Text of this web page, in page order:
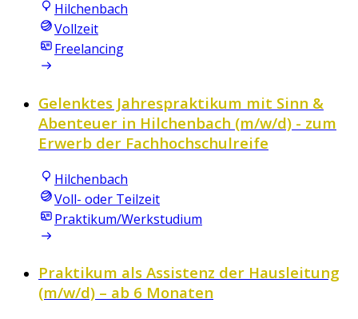
Hilchenbach
Vollzeit
Freelancing
Gelenktes Jahrespraktikum mit Sinn &
Abenteuer in Hilchenbach (m/w/d) - zum
Erwerb der Fachhochschulreife
Hilchenbach
Voll- oder Teilzeit
Praktikum/Werkstudium
Praktikum als Assistenz der Hausleitung
(m/w/d) – ab 6 Monaten